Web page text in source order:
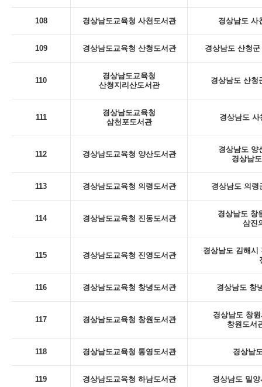
108 경상남도교육청 사천도서관 경상남도 사
109 경상남도교육청 산청도서관 경상남도 산청
110
경상남도교육청
산청지리산도서관
경상남도 산청
111
경상남도교육청
삼천포도서관
경상남도 사
112 경상남도교육청 양산도서관
경상남도 양
경상남
113 경상남도교육청 의령도서관 경상남도 의령
114 경상남도교육청 진동도서관
경상남도 창
삼진
115 경상남도교육청 진영도서관
경상남도 김해시
116 경상남도교육청 창녕도서관 경상남도 창
117 경상남도교육청 창원도서관
경상남도 창
창원도서
118 경상남도교육청 통영도서관 경상남
119 경상남도교육청 하남도서관 경상남도 밀